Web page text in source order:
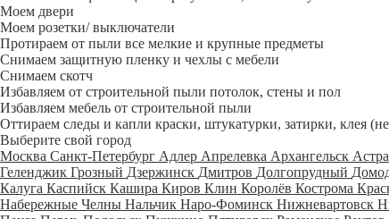
Моем двери
Моем розетки/ выключатели
Протираем от пыли все мелкие и крупные предметы
Снимаем защитную пленку и чехлы с мебели
Снимаем скотч
Избавляем от строительной пыли потолок, стены и пол
Избавляем мебель от строительной пыли
Оттираем следы и капли краски, штукатурки, затирки, клея
Выберите свой город
Москва Санкт-Петербург Адлер Апрелевка Архангельск
Геленджик Грозный Дзержинск Дмитров Долгопрудный
Калуга Каспийск Кашира Киров Клин Королёв Кострома
Набережные Челны Нальчик Наро-Фоминск Нижневартовск